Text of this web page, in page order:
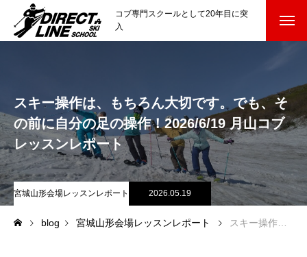
コブ専門スクールとして20年目に突
入
参加までの流れ
レッスン料金
参加費のお支払い
各会場の集合場所
スキー操作は、もちろん大切です。でも、そ
の前に自分の足の操作！2026/6/19 月山コブ
レッスンレポート
宮城山形会場レッスンレポート 2026.05.19
blog 宮城山形会場レッスンレポート スキー操作は、もちろん大切です。でも、その前に自分の足の操作！2026/6/19 月山コブレッスンレポート